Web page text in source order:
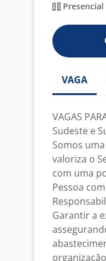
Presencial
VAGA
VAGAS
Sudeste e
Somos
valoriza o
com uma
Pessoa
Garantir a